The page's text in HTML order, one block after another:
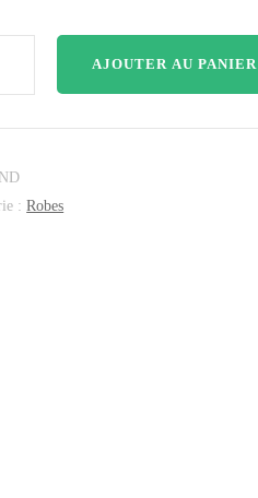
AJOUTER AU PANIER
ND
:Robes